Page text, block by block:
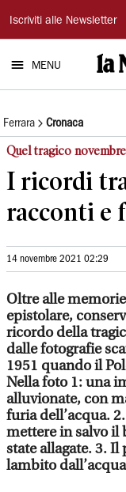
La
Nuova
Ferrara
Iscriviti alle Newsletter
MENU
Ferrara Cronaca
Quel tragico novembre
I ricordi
racconti e
14 novembre 2021 02:29
Oltre alle
epistolare,
ricordo della
dalle fotografie
1951 quando il
Nella foto 1: una
alluvionate, con
furia dell’acqua.
mettere in salvo il
state allagate. 3.
lambito